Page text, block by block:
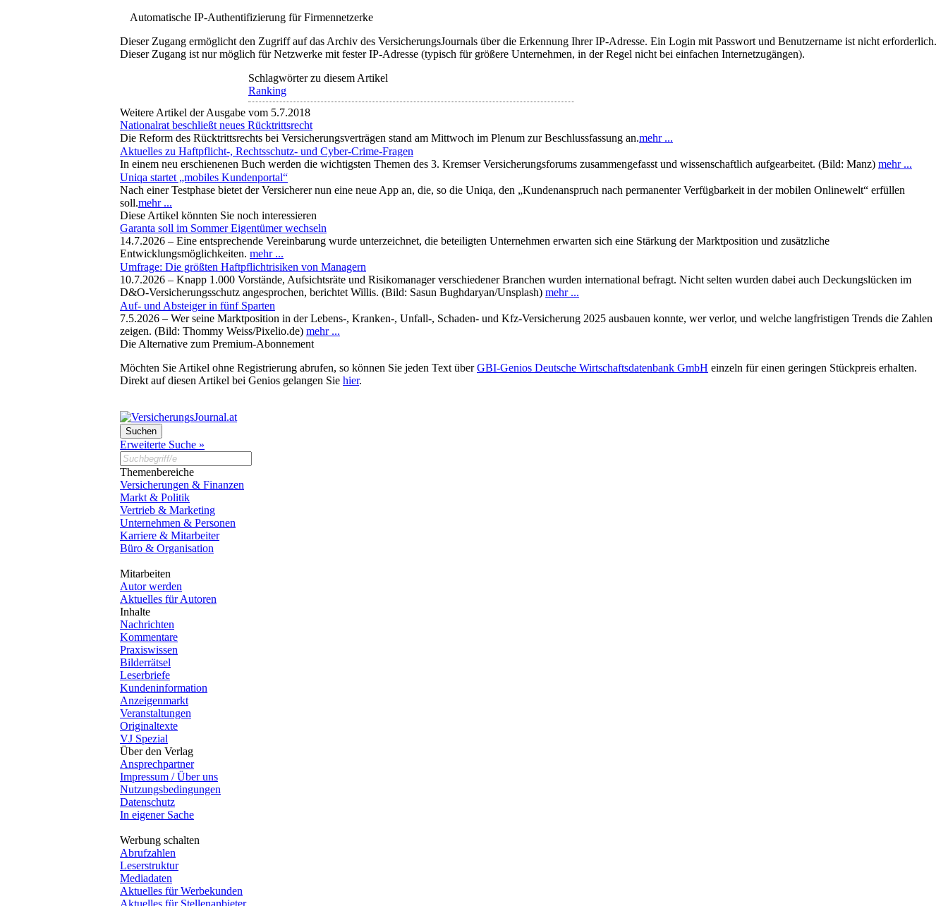
Automatische IP-Authentifizierung für Firmennetzerke
Dieser Zugang ermöglicht den Zugriff auf das Archiv des VersicherungsJournals über die Erkennung Ihrer IP-Adresse. Ein Login mit Passwort und Benutzername ist nicht erforderlich.
Dieser Zugang ist nur möglich für Netzwerke mit fester IP-Adresse (typisch für größere Unternehmen, in der Regel nicht bei einfachen Internetzugängen).
Schlagwörter zu diesem Artikel
Ranking
Weitere Artikel der Ausgabe vom 5.7.2018
Nationalrat beschließt neues Rücktrittsrecht
Die Reform des Rücktrittsrechts bei Versicherungsverträgen stand am Mittwoch im Plenum zur Beschlussfassung an.mehr ...
Aktuelles zu Haftpflicht-, Rechtsschutz- und Cyber-Crime-Fragen
In einem neu erschienenen Buch werden die wichtigsten Themen des 3. Kremser Versicherungsforums zusammengefasst und wissenschaftlich aufgearbeitet. (Bild: Manz) mehr ...
Uniqa startet „mobiles Kundenportal“
Nach einer Testphase bietet der Versicherer nun eine neue App an, die, so die Uniqa, den „Kundenanspruch nach permanenter Verfügbarkeit in der mobilen Onlinewelt“ erfüllen
soll.mehr ...
Diese Artikel könnten Sie noch interessieren
Garanta soll im Sommer Eigentümer wechseln
14.7.2026 – Eine entsprechende Vereinbarung wurde unterzeichnet, die beteiligten Unternehmen erwarten sich eine Stärkung der Marktposition und zusätzliche
Entwicklungsmöglichkeiten. mehr ...
Umfrage: Die größten Haftpflichtrisiken von Managern
10.7.2026 – Knapp 1.000 Vorstände, Aufsichtsräte und Risikomanager verschiedener Branchen wurden international befragt. Nicht selten wurden dabei auch Deckungslücken im
D&O-Versicherungsschutz angesprochen, berichtet Willis. (Bild: Sasun Bughdaryan/Unsplash) mehr ...
Auf- und Absteiger in fünf Sparten
7.5.2026 – Wer seine Marktposition in der Lebens-, Kranken-, Unfall-, Schaden- und Kfz-Versicherung 2025 ausbauen konnte, wer verlor, und welche langfristigen Trends die Zahlen
zeigen. (Bild: Thommy Weiss/Pixelio.de) mehr ...
Die Alternative zum Premium-Abonnement
Möchten Sie Artikel ohne Registrierung abrufen, so können Sie jeden Text überGBI-Genios Deutsche Wirtschaftsdatenbank GmbH einzeln für einen geringen Stückpreis erhalten.
Direkt auf diesen Artikel bei Genios gelangen Sie hier.
Erweiterte Suche »
Themenbereiche
Versicherungen & Finanzen
Markt & Politik
Vertrieb & Marketing
Unternehmen & Personen
Karriere & Mitarbeiter
Büro & Organisation
Mitarbeiten
Autor werden
Aktuelles für Autoren
Inhalte
Nachrichten
Kommentare
Praxiswissen
Bilderrätsel
Leserbriefe
Kundeninformation
Anzeigenmarkt
Veranstaltungen
Originaltexte
VJ Spezial
Über den Verlag
Ansprechpartner
Impressum / Über uns
Nutzungsbedingungen
Datenschutz
In eigener Sache
Werbung schalten
Abrufzahlen
Leserstruktur
Mediadaten
Aktuelles für Werbekunden
Aktuelles für Stellenanbieter